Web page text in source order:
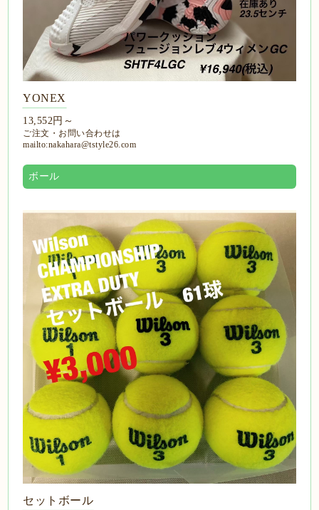
YONEX
13,552円～
ご注文・お問い合わせは
mailto:nakahara@tstyle26.com
ボール
セットボール